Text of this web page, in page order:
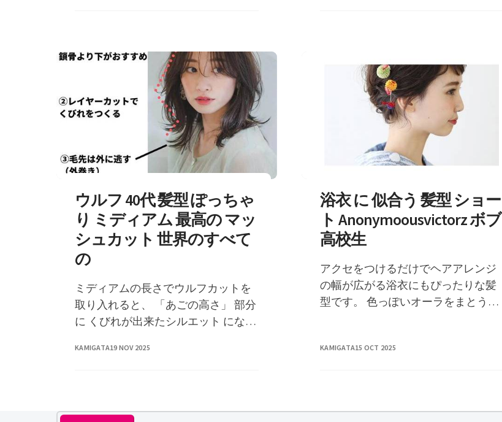
ウルフ 40代 髪型 ぽっちゃ
り ミディアム 最高の マッ
シュカット 世界のすべて
の
ミディアムの長さでウルフカットを
取り入れると、 「あごの高さ」 部分
に くびれが出来たシルエット になる
�
KAMIGATA19 NOV 2025
浴衣 に 似合う 髪型 ショー
ト Anonymoousvictorz ボブ
高校生
アクセをつけるだけでヘアアレンジ
の幅が広がる浴衣にもぴったりな髪
型です。 色っぽいオーラをまとうシ
KAMIGATA15 OCT 2025